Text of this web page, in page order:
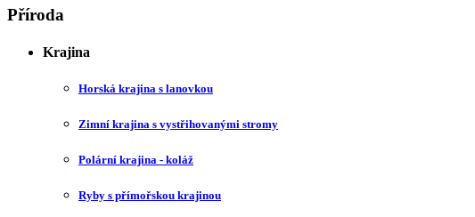
Příroda
Krajina
Horská krajina s lanovkou
Zimní krajina s vystřihovanými stromy
Polární krajina - koláž
Ryby s přímořskou krajinou